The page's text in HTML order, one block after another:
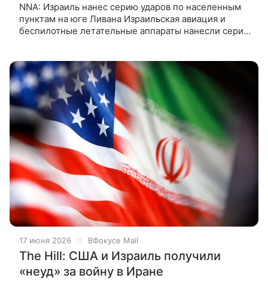
NNA: Израиль нанес серию ударов по населенным
пунктам на юге Ливана Израильская авиация и
беспилотные летательные аппараты нанесли серию
17 июня 2026 ВФокусе Mail
The Hill: США и Израиль получили
«неуд» за войну в Иране